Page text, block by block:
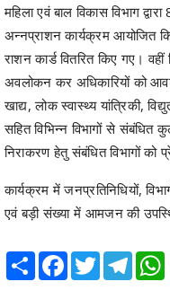
महिला एवं बाल विकास विभाग
अन्नप्राशन कार्यक्रम आयोजित
राशन कार्ड वितरित किए गए। वहीं
अवलोकन कर अधिकारियों को
खाद्य, लोक स्वास्थ्य यांत्रिकी,
सहित विभिन्न विभागों से
निराकरण हेतु संबंधित विभागों को
कार्यक्रम में जनप्रतिनिधियों,
एवं बड़ी संख्या में आमजन की
Share Facebook
Twitter